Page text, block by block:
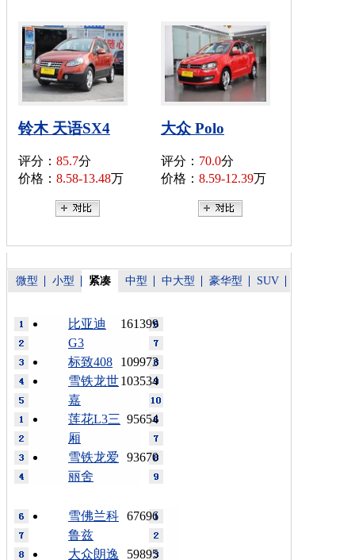
铃木 天语SX4
评分： 85.7分
价格： 8.58-13.48万
大众 Polo
评分： 70.0分
价格： 8.59-12.39万
微型 小型 紧凑 中型 中大型 豪华型 SUV
161399
比亚迪
G3
109973
标致408
103534
雪铁龙世
嘉
95654
莲花L3三
厢
93670
雪铁龙爱
丽舍
67696
雪佛兰科
鲁兹
59895
大众朗逸